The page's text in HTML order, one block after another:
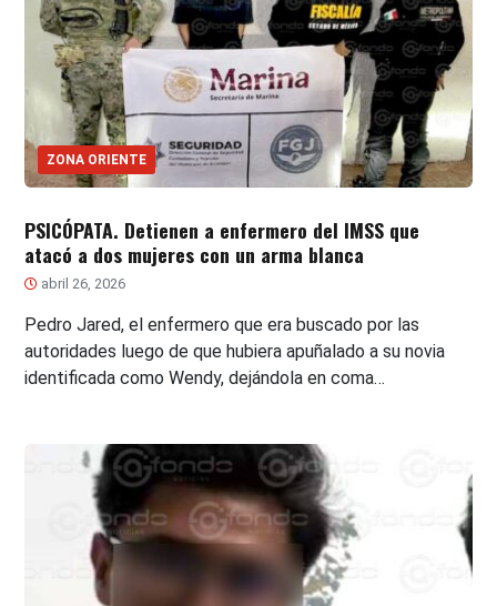
ZONA ORIENTE
PSICÓPATA. Detienen a enfermero del IMSS que
atacó a dos mujeres con un arma blanca
abril 26, 2026
Pedro Jared, el enfermero que era buscado por las
autoridades luego de que hubiera apuñalado a su novia
identificada como Wendy, dejándola en coma…